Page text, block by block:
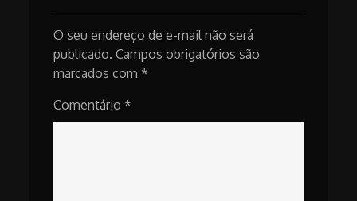
O seu endereço de e-mail não será
publicado. Campos obrigatórios são
marcados com *
Comentário *